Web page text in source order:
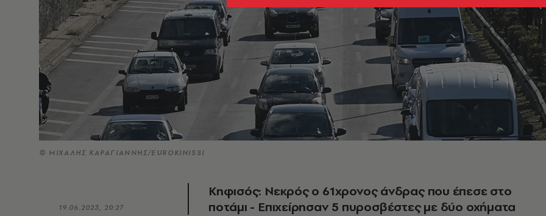
© ΜΙΧΑΛΗΣ ΚΑΡΑΓΙΑΝΝΗΣ/EUROKINISSI
19.06.2023, 20:27
Κηφισός: Νεκρός ο 61χρονος άνδρας που έπεσε στο
ποτάμι - Επιχείρησαν 5 πυροσβέστες με δύο οχήματα